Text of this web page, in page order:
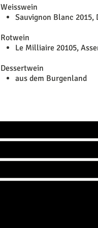
Weisswein
Sauvignon Blanc 2015,
Rotwein
Le Milliaire 20105,
Dessertwein
aus dem Burgenland